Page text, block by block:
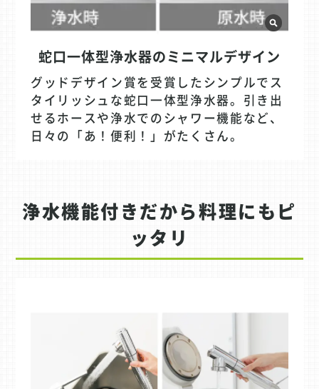
蛇口一体型浄水器のミニマルデザイン
グッドデザイン賞を受賞したシンプルでス
タイリッシュな蛇口一体型浄水器。引き出
せるホースや浄水でのシャワー機能など、
日々の「あ！便利！」がたくさん。
浄水機能付きだから料理にもピ
ッタリ